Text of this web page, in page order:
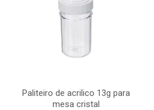
Paliteiro de acrilico 13g para
mesa cristal